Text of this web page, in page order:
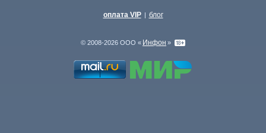
оплата VIP | блог
© 2008-2026 ООО « Инфон »